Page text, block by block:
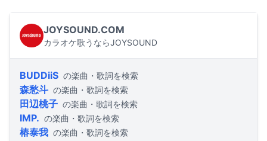
JOYSOUND.COM
カラオケ歌うならJOYSOUND
BUDDiiS の楽曲・歌詞を検索
森愁斗 の楽曲・歌詞を検索
田辺桃子 の楽曲・歌詞を検索
IMP. の楽曲・歌詞を検索
椿泰我 の楽曲・歌詞を検索